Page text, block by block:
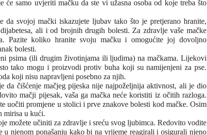
samo uvjeriti mačku da ste vi užasna osoba od koje treba što
da svojoj mački iskazujete ljubav tako što je pretjerano hranite,
ali i od brojnih drugih bolesti. Za zdravlje vaše mačke
Pazite koliko hranite svoju mačku i omogućite joj dovoljno
bolesti.
psima (ili drugim životinjama ili ljudima) na mačkama. Lijekovi
tako mogu i proizvodi protiv buha koji su namijenjeni za pse.
koji nisu napravljeni posebno za njih.
da čišćenje mačjeg pijeska nije najpoželjnija aktivnost, ali je dio
mačji pijesak, vaša ga mačka neće koristiti iz očitih razloga.
uočiti promjene u stolici i prve znakove bolesti kod mačke. Osim
mirisa u kući.
možete učiniti za zdravlje i sreću svog ljubimca. Redovito vodite
u njenom ponašanju kako bi na vrijeme reagirali i osigurali njeno